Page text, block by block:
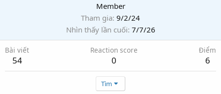
Member
Tham gia 9/2/24
Nhìn thấy lần cuối 7/7/26
Bài viết
54
Reaction score
0
Điểm
6
Tìm